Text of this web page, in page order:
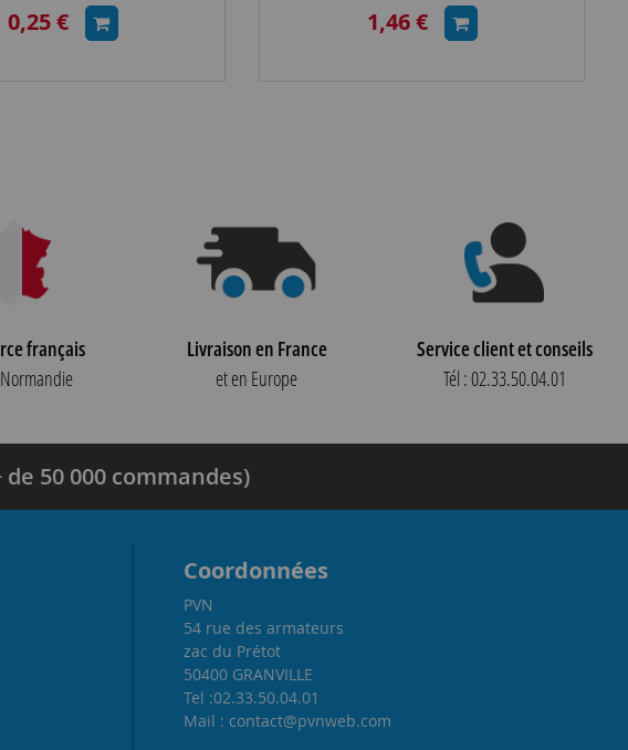
0,25 € 1,46 €
français
Livraison en France
et en Europe
Service client et conseils
Tél : 02.33.50.04.01
50 000 commandes)
Coordonnées
PVN
54 rue des armateurs
zac du Prétot
50400 GRANVILLE
Tel :02.33.50.04.01
Mail : contact@pvnweb.com